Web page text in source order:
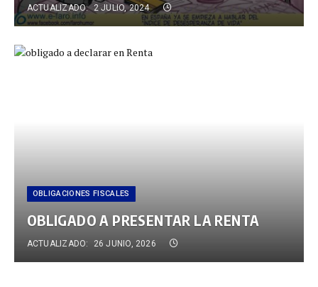
ACTUALIZADO: 2 JULIO, 2024
OBLIGACIONES FISCALES
OBLIGADO A PRESENTAR LA RENTA
ACTUALIZADO: 26 JUNIO, 2026